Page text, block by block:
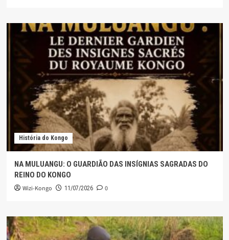
História do Kongo
NA MULUANGU: O GUARDIÃO DAS INSÍGNIAS SAGRADAS DO
REINO DO KONGO
Wizi-Kongo 11/07/2026 0